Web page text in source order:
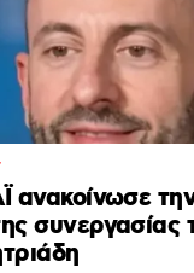
ανακοίνωσε
συνεργασίας